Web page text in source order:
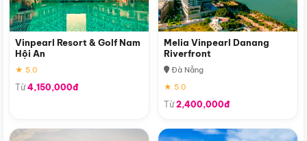
Vinpearl Resort & Golf Nam
Hội An
★ 5.0
Từ4,150,000đ
Melia Vinpearl Danang
Riverfront
Đà Nẵng
★ 5.0
Từ2,400,000đ